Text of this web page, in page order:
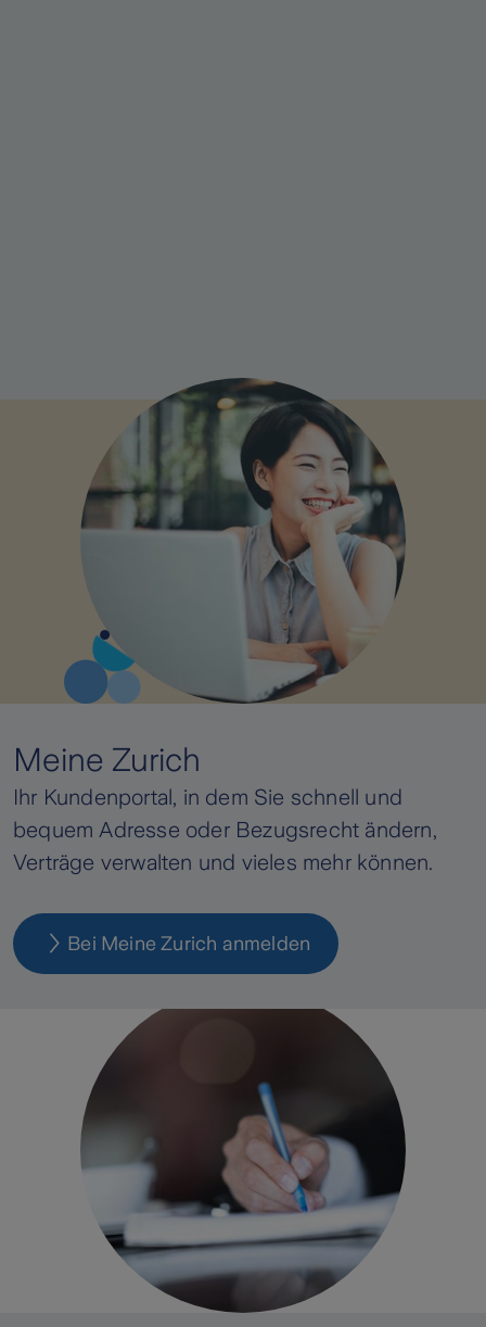
Meine Zurich
Ihr Kundenportal, in dem Sie schnell und
bequem Adresse oder Bezugsrecht ändern,
Verträge verwalten und vieles mehr können.
Bei Meine Zurich anmelden